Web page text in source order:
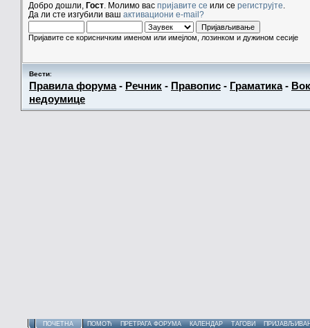
Добро дошли, Гост . Молимо вас пријавите се или се региструјте
Да ли сте изгубили ваш активациони e-mail?
Пријавите се корисничким именом или имејлом, лозинком и дужином сесије
Вести:
Правила форума- Речник - Правопис - Граматика-
недоумице
ПОЧЕТНА ПОМОЋ ПРЕТРАГА ФОРУМА КАЛЕНДАР ТАГОВИ